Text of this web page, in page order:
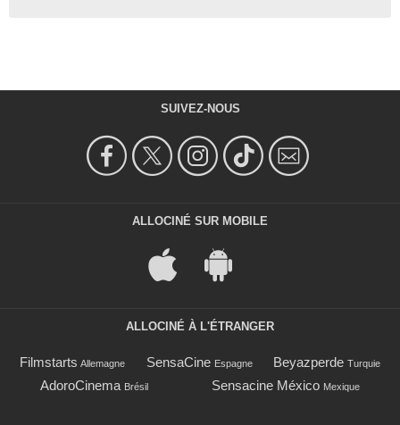
SUIVEZ-NOUS
ALLOCINÉ SUR MOBILE
ALLOCINÉ À L'ÉTRANGER
Filmstarts Allemagne SensaCine Espagne Beyazperde Turquie
AdoroCinema Brésil Sensacine México Mexique